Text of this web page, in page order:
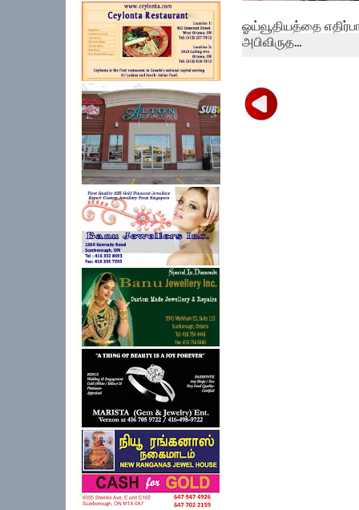
ஓய்வூதியத்தை
அபிவிருத...